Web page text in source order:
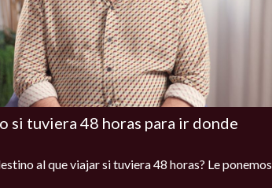
si tuviera 48 horas para ir donde
al que viajar si tuviera 48 horas? Le ponemos